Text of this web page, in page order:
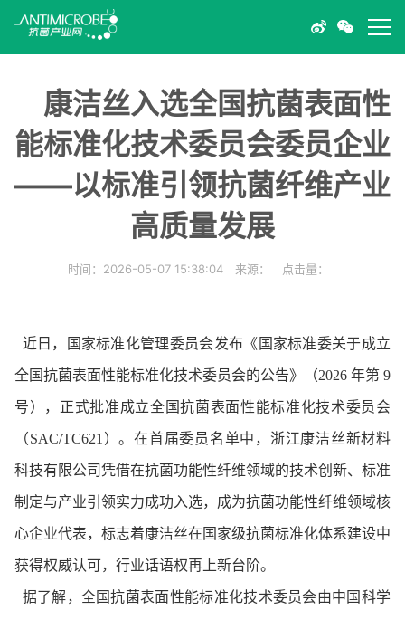
康洁丝入选全国抗菌表面性
能标准化技术委员会委员企业
——以标准引领抗菌纤维产业
高质量发展
时间：2026-05-07 15:38:04 来源： 点击量：
近日，国家标准化管理委员会发布《国家标准委关于成立
全国抗菌表面性能标准化技术委员会的公告》（2026 年第 9
号），正式批准成立全国抗菌表面性能标准化技术委员会
（SAC/TC621）。 在首届委员名单中，浙江康洁丝新材料
科技有限公司凭借在抗菌功能性纤维领域的技术创新、标准
制定与产业引领实力成功入选，成为抗菌功能性纤维领域核
心企业代表，标志着康洁丝在国家级抗菌标准化体系建设中
获得权威认可，行业话语权再上新台阶。
据了解，全国抗菌表面性能标准化技术委员会由中国科学